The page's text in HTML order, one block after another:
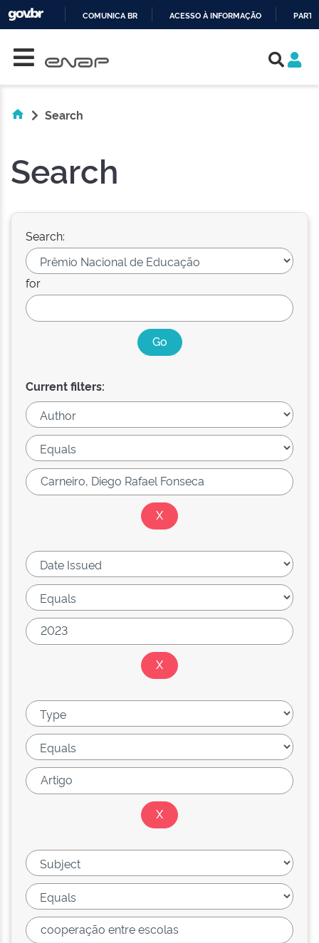
COMUNICA BR ACESSO À INFORMAÇÃO
Search
Search
Search:
for
Current filters: